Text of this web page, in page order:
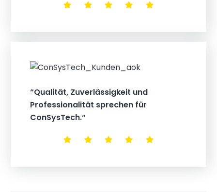
“Qualität, Zuverlässigkeit und
Professionalität sprechen für
ConSysTech.“